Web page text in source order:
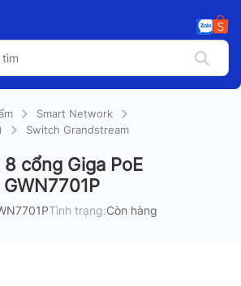
Smart Network
Switch Grandstream
cổng Giga PoE
Tình trạng:Còn hàng